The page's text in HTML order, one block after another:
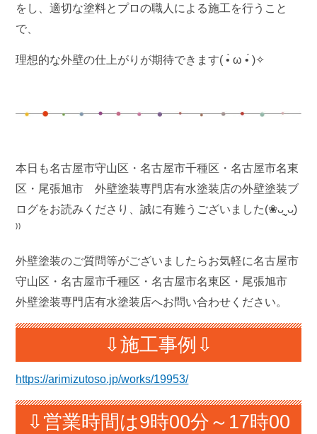
をし、適切な塗料とプロの職人による施工を行うこと
で、
理想的な外壁の仕上がりが期待できます( •̀ ω •́ )✧
本日も名古屋市守山区・名古屋市千種区・名古屋市名東
区・尾張旭市 外壁塗装専門店有水塗装店の外壁塗装ブ
ログをお読みくださり、誠に有難うございました(❀ᴗ͈ˬᴗ͈)
⁾⁾
外壁塗装のご質問等がございましたらお気軽に名古屋市
守山区・名古屋市千種区・名古屋市名東区・尾張旭市
外壁塗装専門店有水塗装店へお問い合わせください。
⇩施工事例⇩
https://arimizutoso.jp/works/19953/
⇩営業時間は9時00分～17時00